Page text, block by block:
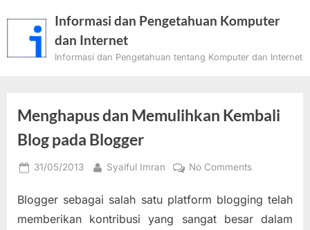
Informasi dan Pengetahuan Komputer
dan Internet
Informasi dan Pengetahuan tentang Komputer dan Internet
Menghapus dan Memulihkan Kembali
Blog pada Blogger
Posted
31/05/2013 By
Syaiful Imran No Commentson
dan
Memulihkan
Blogger sebagai salah satu platform blogging telah
memberikan kontribusi yang sangat besar dalam